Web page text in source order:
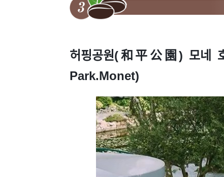
허핑공원(和平公園) 모네
Park.Monet)